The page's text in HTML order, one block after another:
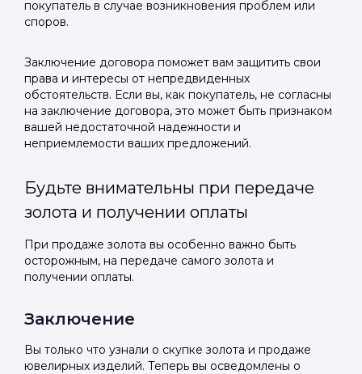
покупатель в случае возникновения проблем или
споров.
Заключение договора поможет вам защитить свои
права и интересы от непредвиденных
обстоятельств. Если вы, как покупатель, не согласны
на заключение договора, это может быть признаком
вашей недостаточной надежности и
неприемлемости ваших предложений.
Будьте внимательны при передаче
золота и получении оплаты
При продаже золота вы особенно важно быть
осторожным, на передаче самого золота и
получении оплаты.
Заключение
Вы только что узнали о скупке золота и продаже
ювелирных изделий. Теперь вы осведомлены о